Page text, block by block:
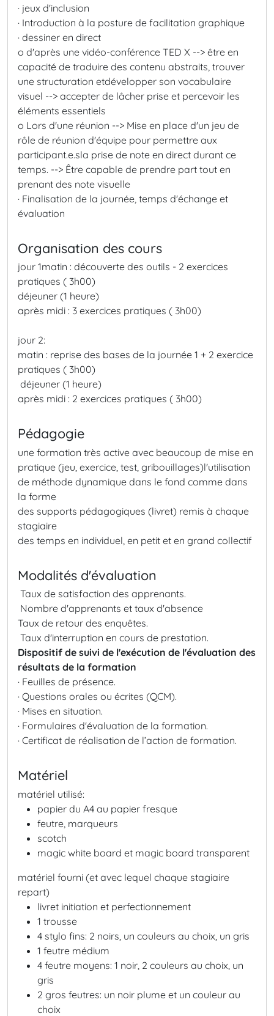
· jeux d'inclusion
· Introduction à la posture de facilitation graphique
· dessiner en direct
o d'après une vidéo-conférence TED X --> être en
capacité de traduire des contenu abstraits, trouver
une structuration etdévelopper son vocabulaire
visuel --> accepter de lâcher prise et percevoir les
éléments essentiels
o Lors d'une réunion --> Mise en place d'un jeu de
rôle de réunion d'équipe pour permettre aux
participant.e.sla prise de note en direct durant ce
temps. --> Être capable de prendre part tout en
prenant des note visuelle
· Finalisation de la journée, temps d'échange et
évaluation
Organisation des cours
jour 1matin : découverte des outils - 2 exercices
pratiques ( 3h00)
déjeuner (1 heure)
après midi : 3 exercices pratiques ( 3h00)
jour 2:
matin : reprise des bases de la journée 1 + 2 exercice
pratiques ( 3h00)
déjeuner (1 heure)
après midi : 2 exercices pratiques ( 3h00)
Pédagogie
une formation très active avec beaucoup de mise en
pratique (jeu, exercice, test, gribouillages)l'utilisation
de méthode dynamique dans le fond comme dans
la forme
des supports pédagogiques (livret) remis à chaque
stagiaire
des temps en individuel, en petit et en grand collectif
Modalités d'évaluation
Taux de satisfaction des apprenants.
Nombre d'apprenants et taux d'absence
Taux de retour des enquêtes.
Taux d'interruption en cours de prestation.
Dispositif de suivi de l'exécution de l'évaluation des
résultats de la formation
· Feuilles de présence.
· Questions orales ou écrites (QCM).
· Mises en situation.
· Formulaires d'évaluation de la formation.
· Certificat de réalisation de l’action de formation.
Matériel
matériel utilisé:
papier du A4 au papier fresque
feutre, marqueurs
scotch
magic white board et magic board transparent
matériel fourni (et avec lequel chaque stagiaire
repart)
livret initiation et perfectionnement
1 trousse
4 stylo fins: 2 noirs, un couleurs au choix, un gris
1 feutre médium
4 feutre moyens: 1 noir, 2 couleurs au choix, un
gris
2 gros feutres: un noir plume et un couleur au
choix